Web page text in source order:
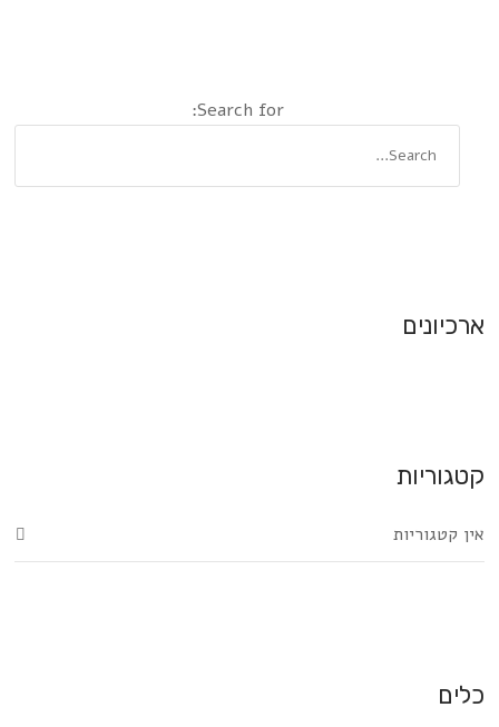
Search for:
ארכיונים
קטגוריות
אין קטגוריות
כלים